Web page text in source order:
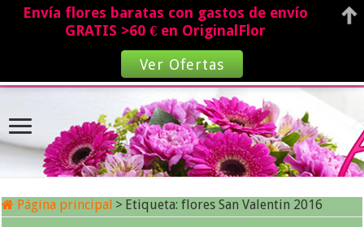
Página principal > Etiqueta:flores San Valentin 2016
Envía flores baratas con gastos de envío
GRATIS >60 € en OriginalFlor
Ver Ofertas